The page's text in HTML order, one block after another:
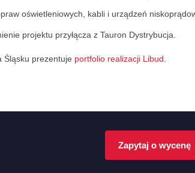
oświetleniowych, kabli i urządzeń
projektu przyłącza z Tauron Dystrybucja.
Śląsku prezentuje portfolio realizacji Libud
Zapytaj o wycenę